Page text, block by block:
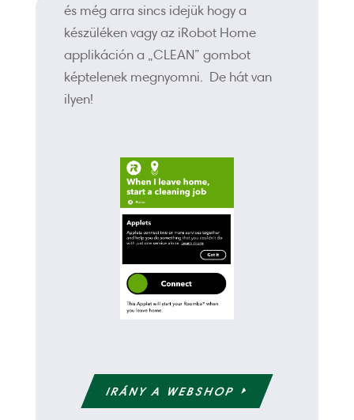
és még arra sincs idejük hogy a
készüléken vagy az iRobot Home
applikáción a „CLEAN” gombot
képtelenek megnyomni. De hát van
ilyen!
IRÁNY A WEBSHOP